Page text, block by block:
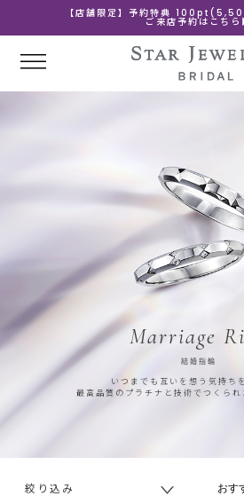
【店舗限定】予約特典
ご来店予約はこち
Marriage
結婚指輪
いつまでも互いを想う気持ち
最高品質のプラチナと技術でつくら
絞り込み